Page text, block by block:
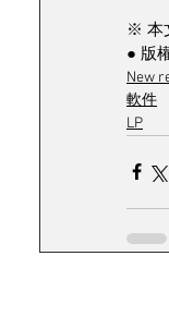
※ 本
● 版
New
軟件
LP